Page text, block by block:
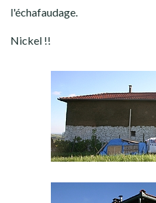
l'échafaudage.
Nickel !!